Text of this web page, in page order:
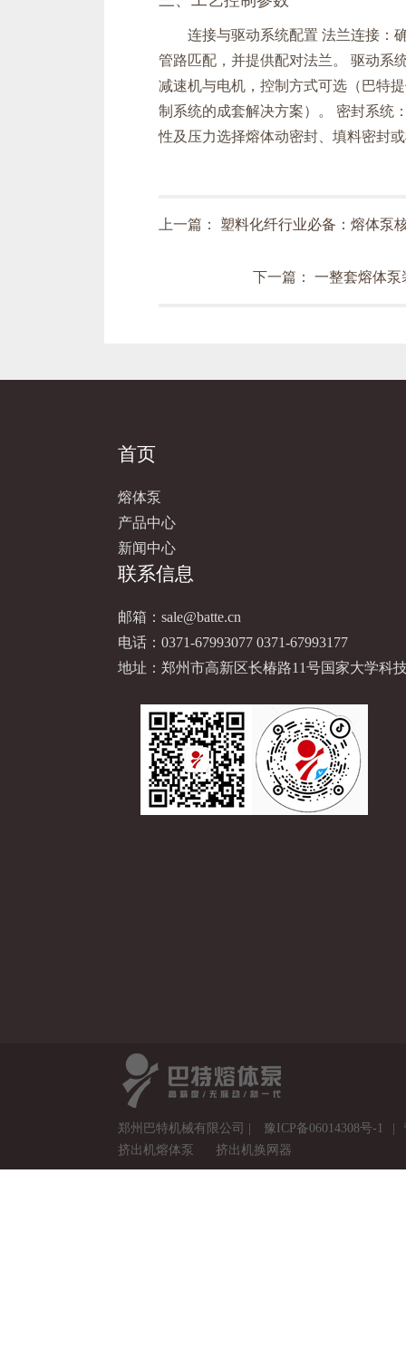
连接与驱动系统配置‌ ‌法兰连接‌：
管路匹配，并提供配对法兰。 ‌驱动系
减速机与电机，控制方式可选（巴特
制系统的成套解决方案）。 ‌密封系统‌
性及压力选择熔体动密封、填料密封
上一篇： 塑料化纤行业必备：熔体泵
下一篇： 一整套熔体泵
首页
熔体泵
产品中心
新闻中心
联系信息
邮箱： sale@batte.cn
电话： 0371-67993077 0371-67993177
地址：郑州市高新区长椿路11号国家大学科
郑州巴特机械有限公司 | 豫ICP备06014308号-1 |
挤出机熔体泵
挤出机换网器